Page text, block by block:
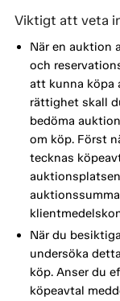
Viktigt att veta
När en auktion
och
att kunna köpa
rättighet skall
bedöma
om köp. Först
tecknas
När du
undersöka
köp. Anser du
köpeavtal